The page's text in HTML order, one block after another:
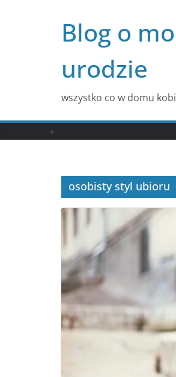
Blog o
urodzie
wszystko co w domu
osobisty styl ubioru